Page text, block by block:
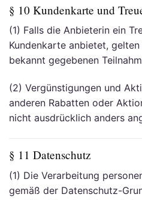
§ 10 Kundenkarte und
(1) Falls die Anbieterin ein
Kundenkarte anbietet,
bekannt gegebenen
(2) Vergünstigungen und
anderen Rabatten oder
nicht ausdrücklich anders
§ 11 Datenschutz
(1) Die Verarbeitung
gemäß der Datenschutz-